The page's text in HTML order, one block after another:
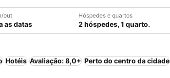
out
as datas
Hóspedes e quartos
2 hóspedes, 1 quarto.
Hotéis Avaliação: 8,0+ Perto do centro da cidade